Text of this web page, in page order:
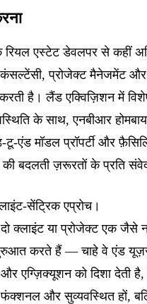
एस्टेट डेवलपर से कहीं
प्रोजेक्ट मैनेजमेंट और
है। लैंड एक्विज़िशन में
के साथ, एनबीआर
टू-एंड मॉडल प्रॉपर्टी और
बदलती ज़रूरतों के प्रति
सेंट्रिक एप्रोच।
क्लाइंट या प्रोजेक्ट एक जैसे
करते हैं — चाहे वे एंड यूज़र्स
एग्ज़िक्यूशन को दिशा देती
और सुव्यवस्थित हों,